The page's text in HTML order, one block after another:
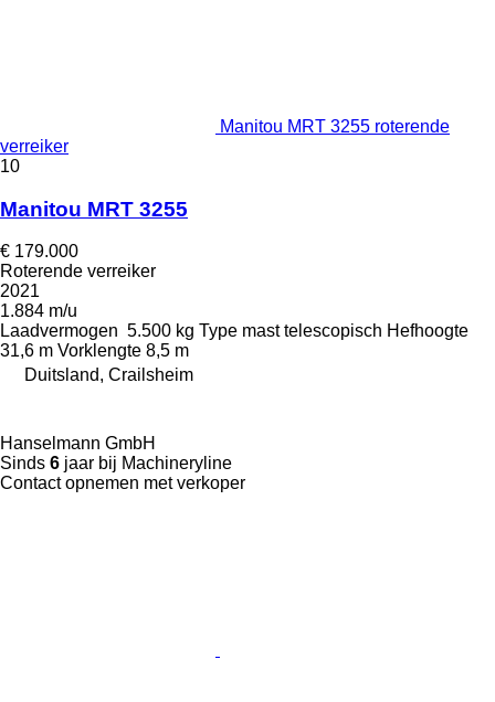
Manitou MRT 3255 roterende
verreiker
10
Manitou MRT 3255
€ 179.000
Roterende verreiker
2021
1.884 m/u
Laadvermogen 5.500 kg Type mast telescopisch Hefhoogte
31,6 m Vorklengte 8,5 m
Duitsland, Crailsheim
Hanselmann GmbH
Sinds 6 jaar bij Machineryline
Contact opnemen met verkoper